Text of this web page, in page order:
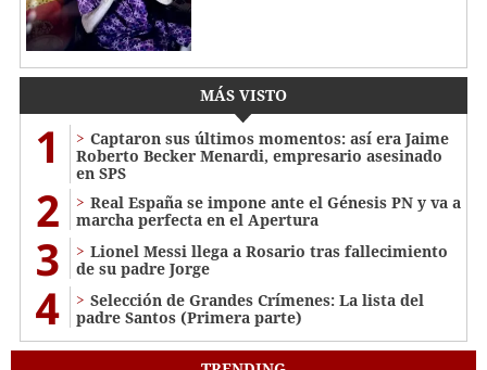
MÁS VISTO
1
Captaron sus últimos momentos: así era Jaime
Roberto Becker Menardi​​​, empresario asesinado
en SPS
2
Real España se impone ante el Génesis PN y va a
marcha perfecta en el Apertura
3
Lionel Messi llega a Rosario tras fallecimiento
de su padre Jorge
4
Selección de Grandes Crímenes: La lista del
padre Santos (Primera parte)